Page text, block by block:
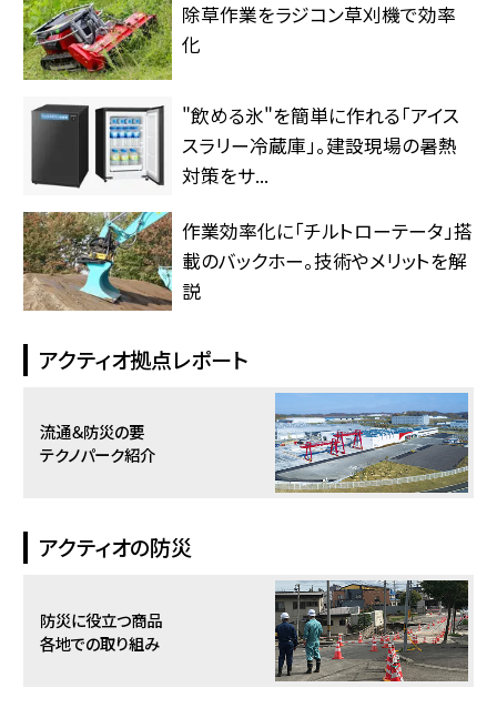
除草作業をラジコン草刈機で効率
化
"飲める氷"を簡単に作れる「アイス
スラリー冷蔵庫」。建設現場の暑熱
対策をサ...
作業効率化に「チルトローテータ」搭
載のバックホー。技術やメリットを解
説
アクティオ拠点レポート
流通＆防災の要
テクノパーク紹介
アクティオの防災
防災に役立つ商品
各地での取り組み